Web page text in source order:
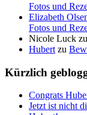
Fotos und
Elizabeth
Fotos und
Nicole Luck zu
Hubert zu
Kürzlich
Congrats
Jetzt ist nicht